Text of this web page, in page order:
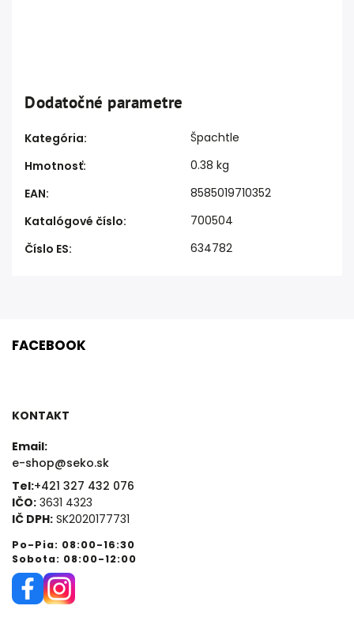
Dodatočné parametre
Kategória:
Špachtle
Hmotnosť:
0.38 kg
EAN:
8585019710352
Katalógové číslo:
700504
Číslo ES: 634782
FACEBOOK
KONTAKT
Email:
e-shop@seko.sk
Tel:+421 327 432 076
IČO: 3631 4323
IČ DPH: SK2020177731
Po-Pia: 08:00-16:30
Sobota: 08:00-12:00